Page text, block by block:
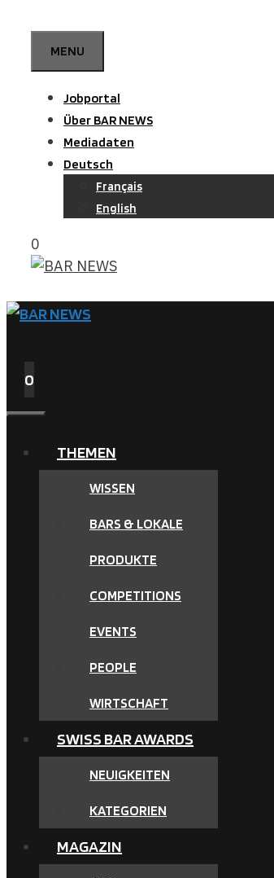
springen
MENU
Jobportal
Über BAR NEWS
Mediadaten
Deutsch
Français
English
0
0
THEMEN
WISSEN
BARS & LOKALE
PRODUKTE
COMPETITIONS
EVENTS
PEOPLE
WIRTSCHAFT
SWISS BAR AWARDS
NEUIGKEITEN
KATEGORIEN
MAGAZIN